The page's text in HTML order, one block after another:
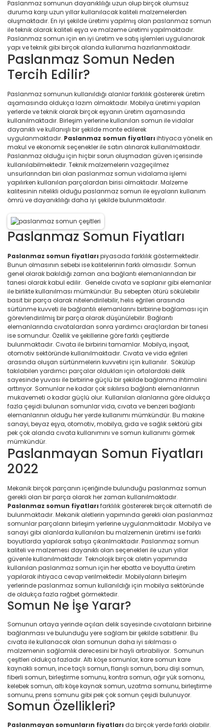
Paslanmaz somunun dayanıklılığı uzun olup birçok olumsuz
duruma karşı uzun yıllar kullanılacak kaliteli malzemelerden
oluşmaktadır. En iyi şekilde üretimi yapılmış olan paslanmaz somun
ile teknik olarak kaliteli eşya ve malzeme üretimi yapılmaktadır.
Paslanmaz somun için en iyi üretim ve satış işlemleri uygulanarak
yapı ve teknik gibi birçok alanda kullanıma hazırlanmaktadır.
Paslanmaz Somun Neden
Tercih Edilir?
Paslanmaz somunun kullanıldığı alanlar farklılık göstererek üretim
aşamasında oldukça lazım olmaktadır. Mobilya üretimi yapılan
yerlerde ve teknik olarak birçok eşyanın üretim aşamasında
kullanılmaktadır. Birleşim yerlerine kullanılan somun ile vidalar
dayanıklı ve kullanışlı bir şekilde monte edilerek
uygulanmaktadır. Paslanmaz somun fiyatları ihtiyaca yönelik en
makul ve ekonomik seçenekler ile satın alınarak kullanılmaktadır.
Paslanmaz olduğu için hiçbir sorun oluşmadan güven içerisinde
kullanılabilmektedir. Teknik malzemelerin vazgeçilmez
unsurlarından biri olan paslanmaz somun vidalama işlemi
yapılırken kullanılan parçalardan birisi olmaktadır. Malzeme
kalitesinin nitelikli olduğu paslanmaz somun ile eşyaların kullanım
ömrü ve dayanıklılığı daha iyi şekilde bulunmaktadır.
Paslanmaz Somun Fiyatları
Paslanmaz somun fiyatları piyasada farklılık göstermektedir.
Bunun olmasının sebebi ise kalitelerinin farklı olmasıdır. Somun
genel olarak bakıldığı zaman ana bağlantı elemanlarından bir
tanesi olarak kabul edilir. Genelde cıvata ve saplanır gibi elemanlar
ile birlikte kullanılması mümkündür. Bu sebepten ötürü sökülebilir
basit bir parça olarak nitelendirilebilir, helis eğrileri arasında
sürtünme kuvveti ile bağlantılı elemanlarını birbirine bağlaması için
görevlendirilmiş bir parça olarak düşünülebilir. Bağlantı
elemanlarında cıvatalardan sonra yardımcı araçlardan bir tanesi
ise somundur. Özellik ve şekillerine göre farklı çeşitlerde
bulunmaktadır. Cıvata ile birbirini tamamlar. Mobilya, inşaat,
otomotiv sektöründe kullanılmaktadır. Cıvata ve vida eğrileri
arasında oluşan sürtünmelerin kuvvetini için kullanılır. Sökülüp
takılabilen yardımcı parçalar oldukları için ortalardaki delik
sayesinde yuvası ile birbirine güçlü bir şekilde bağlanma ihtimalini
arttırıyor. Somunlar ne kadar çok sıkılırsa bağlantı elemanlarının
mukavemeti o kadar güçlü olur. Kullanılan alanlarına göre oldukça
fazla çeşidi bulunan somunlar vida, cıvata ve benzeri bağlantı
elemanlarının olduğu her yerde kullanımı mümkündür. Bu makine
sanayi, beyaz eşya, otomotiv, mobilya, gıda ve sağlık sektörü gibi
pek çok alanda cıvata kullanımını ve somun kullanımı görmek
mümkündür.
Paslanmayan Somun Fiyatları
2022
Mekanik birçok parçanın içeriğinde bulunduğu paslanmaz somun
gerekli olan bir parça olarak her zaman kullanılmaktadır.
Paslanmaz somun fiyatları farklılık göstererek birçok alternatifi de
bulunmaktadır. Mekanik aletlerin yapımında gerekli olan paslanmaz
somunlar parçaların birleşim yerlerine uygulanmaktadır. Mobilya ve
sanayi gibi alanlarda kullanılan bu malzemenin üretimi ise farklı
boyutlarda yapılarak satışa çıkarılmaktadır. Paslanmaz somun
kaliteli ve malzemesi dayanıklı olan seçenekleri ile uzun yıllar
güvenle kullanılmaktadır. Teknolojik birçok aletin yapımında
kullanılan paslanmaz somun için her ebatta ve boyutta üretim
yapılarak ihtiyaca cevap verilmektedir. Mobilyaların birleşim
yerlerinde paslanmaz somun kullanıldığı için mobilya sektöründe
de oldukça fazla rağbet görmektedir.
Somun Ne İşe Yarar?
Somunun ortaya yerinde açılan delik sayesinde cıvataların birbirine
bağlanması ve bulunduğu yere sağlam bir şekilde sabitlenir. Bu
cıvata ile kullanacak olan somunun daha iyi sıkılması o
malzemenin sağlamlık derecesini bir hayli artırabiliyor. Somunun
çeşitleri oldukça fazladır. Altı köşe somunlar, kare somun kare
kaynaklı somun, ince taçlı somun, flanşlı somun, boru dişi somun,
fiberli somun, birleştirme somunu, kontra somun, ağır yük somonu,
kelebek somun, altı köşe kaynak somun, uzatma somunu, birleştirme
somunu, prens somunu gibi pek çok somun çeşidi bulunuyor.
Somun Özellikleri?
Paslanmayan somunların fiyatları da birçok yerde farklı olabilir.